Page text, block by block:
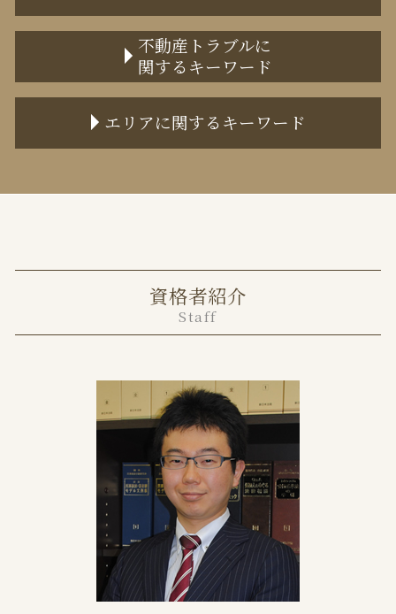
離婚協議書 公正証書
協議離婚とは
離婚調停 弁護士費用
協議離婚とは 証人
離婚 不貞行為
協議離婚 弁護士
親権者とは
面会交流権 拒否
調停離婚 離婚届
面会交流 誰の権利
離婚訴訟
不動産トラブルに
関するキーワード
不動産トラブル 事例
不動産売却 トラブル
土地 境界トラブル
事業用 賃貸借契約書
境界塀 トラブル
遺産分割協議書 不動産 共有
境界トラブル 弁護士
不動産売買 トラブル
不動産 トラブル 多い
任意売却とは わかりやすく
任意売却 流れ 期間
エリアに関するキーワード
港区 不動産トラブル 弁護士
中央区 離婚 弁護士
千代田区 離婚 弁護士
千代田区 不動産トラブル 弁護士
資格者紹介
Staff